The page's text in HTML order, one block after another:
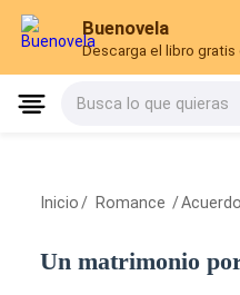
Buenovela
Descarga el libro gratis
Busca lo que quieras
Inicio / Romance /Acuerdo
Un matrimonio